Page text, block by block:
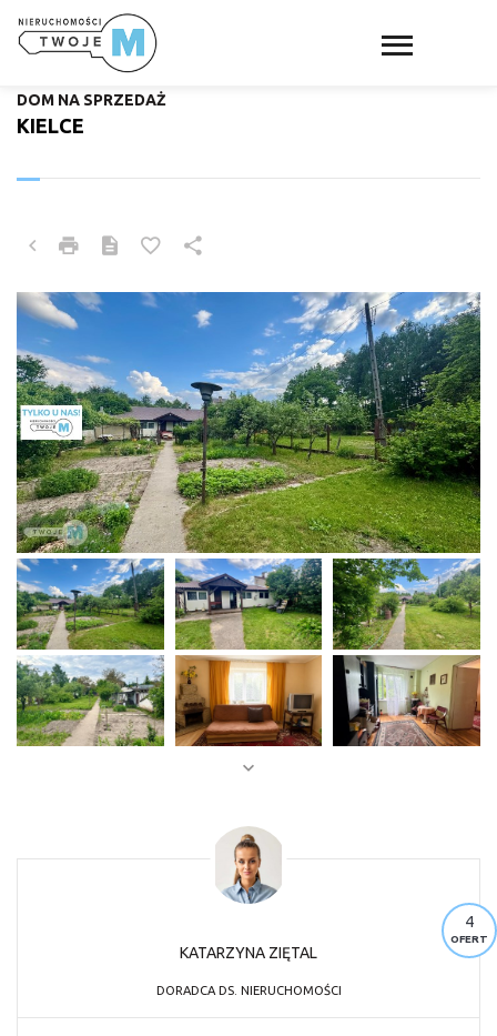
KIELCE
DOM NA SPRZEDAŻ
4
OFERT
KATARZYNA ZIĘTAL
DORADCA DS. NIERUCHOMOŚCI